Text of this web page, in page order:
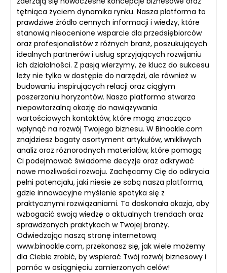
tętniąca życiem dynamika rynku. Nasza platforma to
prawdziwe źródło cennych informacji i wiedzy, które
stanowią nieocenione wsparcie dla przedsiębiorców
oraz profesjonalistów z różnych branż, poszukujących
idealnych partnerów i usług sprzyjających rozwijaniu
ich działalności. Z pasją wierzymy, że klucz do sukcesu
leży nie tylko w dostępie do narzędzi, ale również w
budowaniu inspirujących relacji oraz ciągłym
poszerzaniu horyzontów. Nasza platforma stwarza
niepowtarzalną okazję do nawiązywania
wartościowych kontaktów, które mogą znacząco
wpłynąć na rozwój Twojego biznesu. W Binookle.com
znajdziesz bogaty asortyment artykułów, wnikliwych
analiz oraz różnorodnych materiałów, które pomogą
Ci podejmować świadome decyzje oraz odkrywać
nowe możliwości rozwoju. Zachęcamy Cię do odkrycia
pełni potencjału, jaki niesie ze sobą nasza platforma,
gdzie innowacyjne myślenie spotyka się z
praktycznymi rozwiązaniami. To doskonała okazja, aby
wzbogacić swoją wiedzę o aktualnych trendach oraz
sprawdzonych praktykach w Twojej branży.
Odwiedzając naszą stronę internetową
www.binookle.com, przekonasz się, jak wiele możemy
dla Ciebie zrobić, by wspierać Twój rozwój biznesowy i
pomóc w osiągnięciu zamierzonych celów!